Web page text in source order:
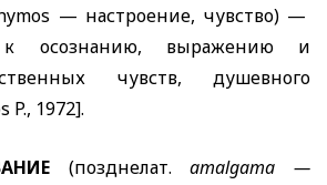
— настроение, чувство) —
к осознанию, выражению и
чувств, душевного
P., 1972].
(позднелат.amalgama —